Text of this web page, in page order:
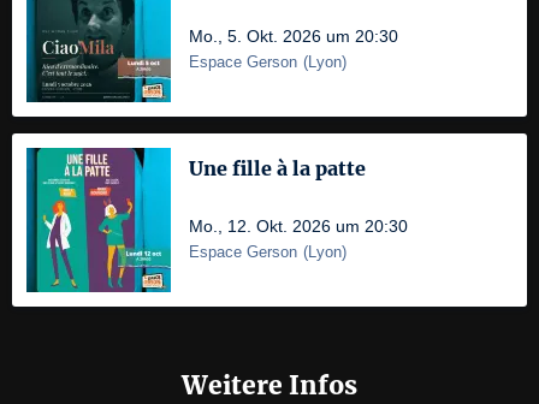
Mo., 5. Okt. 2026 um 20:30
Espace Gerson (Lyon)
Une fille à la patte
Mo., 12. Okt. 2026 um 20:30
Espace Gerson (Lyon)
Weitere Infos